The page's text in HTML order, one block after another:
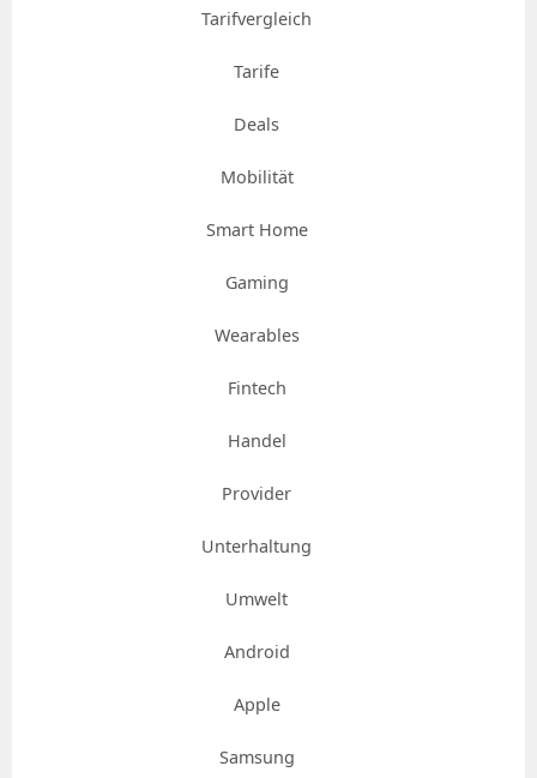
Tarifvergleich
Tarife
Deals
Mobilität
Smart Home
Gaming
Wearables
Fintech
Handel
Provider
Unterhaltung
Umwelt
Android
Apple
Samsung